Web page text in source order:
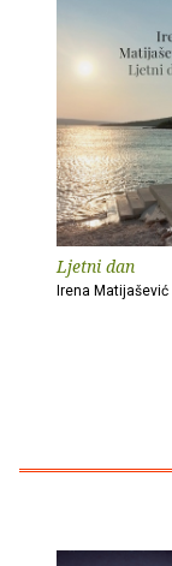
Ljetni dan
Irena Matijašević